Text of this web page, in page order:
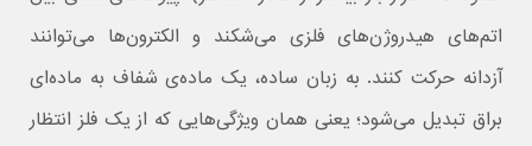
اتم‌های هیدروژن‌های فلزی می‌شکند و الکترون‌ها می‌توانند
آزدانه حرکت کنند. به زبان ساده، یک ماده‌ی شفاف به ماده‌ای
براق تبدیل می‌شود؛ یعنی همان ویژگی‌هایی که از یک فلز انتظار